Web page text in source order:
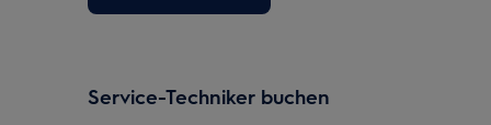
Service-Techniker buchen